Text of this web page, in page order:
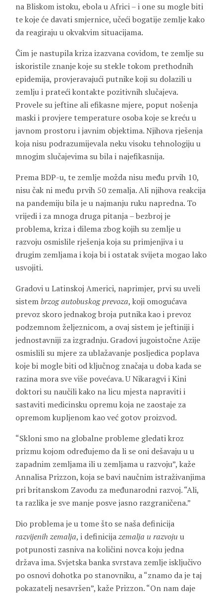
na Bliskom istoku, ebola u Africi – i one su mogle biti
te koje će davati smjernice, učeći bogatije zemlje kako
da reagiraju u okvakvim situacijama.
Čim je nastupila kriza izazvana covidom, te zemlje su
iskoristile znanje koje su stekle tokom prethodnih
epidemija, provjeravajući putnike koji su dolazili u
zemlju i prateći kontakte pozitivnih slučajeva.
Provele su jeftine ali efikasne mjere, poput nošenja
maski i provjere temperature osoba koje se kreću u
javnom prostoru i javnim objektima. Njihova rješenja
koja nisu podrazumijevala neku visoku tehnologiju u
mnogim slučajevima su bila i najefikasnija.
Prema BDP-u, te zemlje možda nisu među prvih 10,
nisu čak ni među prvih 50 zemalja. Ali njihova reakcija
na pandemiju bila je u najmanju ruku napredna. To
vrijedi i za mnoga druga pitanja – bezbroj je
problema, kriza i dilema zbog kojih su zemlje u
razvoju osmislile rješenja koja su primjenjiva i u
drugim zemljama i koja bi i ostatak svijeta mogao lako
usvojiti.
Gradovi u Latinskoj Americi, naprimjer, prvi su uveli
sistembrzog autobuskog prevoza, koji omogućava
prevoz skoro jednakog broja putnika kao i prevoz
podzemnom željeznicom, a ovaj sistem je jeftiniji i
jednostavniji za izgradnju. Gradovi jugoistočne Azije
osmislili su mjere za ublažavanje posljedica poplava
koje bi mogle biti od ključnog značaja u doba kada se
razina mora sve više povećava. U Nikaragvi i Kini
doktori su naučili kako na licu mjesta napraviti i
sastaviti medicinsku opremu koja ne zaostaje za
opremom kupljenom kao već gotov proizvod.
“Skloni smo na globalne probleme gledati kroz
prizmu kojom određujemo da li se oni dešavaju u u
zapadnim zemljama ili u zemljama u razvoju”, kaže
Annalisa Prizzon, koja se bavi naučnim istraživanjima
pri britanskom Zavodu za međunarodni razvoj. “Ali,
ta razlika je sve manje posve jasno razgraničena.”
Dio problema je u tome što se naša definicija
razvijenih zemalja, i definicijazemalja u razvoju u
potpunosti zasniva na količini novca koju jedna
država ima. Svjetska banka svrstava zemlje isključivo
po osnovi dohotka po stanovniku, a “znamo da je taj
pokazatelj nesavršen”, kaže Prizzon. “On nam daje